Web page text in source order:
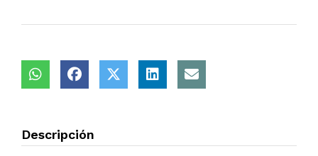
Descripción